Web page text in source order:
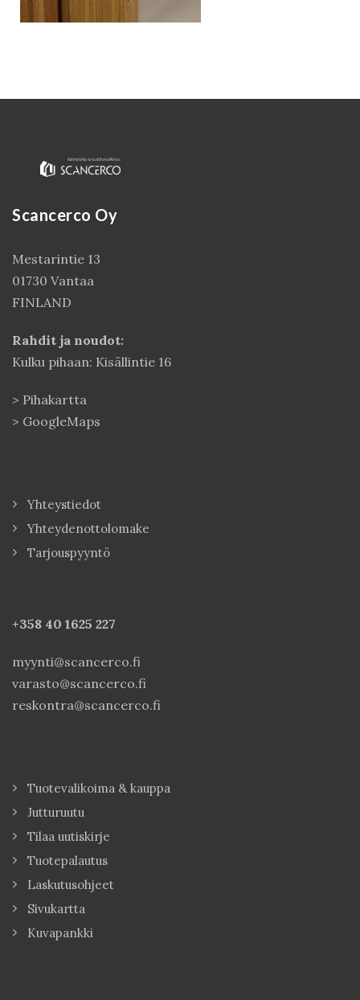
Scancerco Oy
Mestarintie 13
01730 Vantaa
FINLAND
Rahdit ja noudot:
Kulku pihaan: Kisällintie 16
> Pihakartta
> GoogleMaps
Yhteystiedot
Yhteydenottolomake
Tarjouspyyntö
+358 40 1625 227
myynti@scancerco.fi
varasto@scancerco.fi
reskontra@scancerco.fi
Tuotevalikoima & kauppa
Jutturuutu
Tilaa uutiskirje
Tuotepalautus
Laskutusohjeet
Sivukartta
Kuvapankki